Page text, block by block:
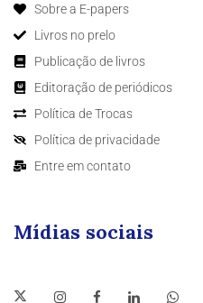
Sobre a E-papers
Livros no prelo
Publicação de livros
Editoração de periódicos
Política de Trocas
Política de privacidade
Entre em contato
Mídias sociais